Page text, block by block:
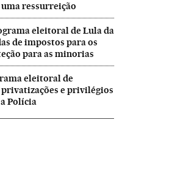
ressurreição
eleitoral de Lula da
de impostos para os
para as minorias
eleitoral de
e privilégios
Polícia